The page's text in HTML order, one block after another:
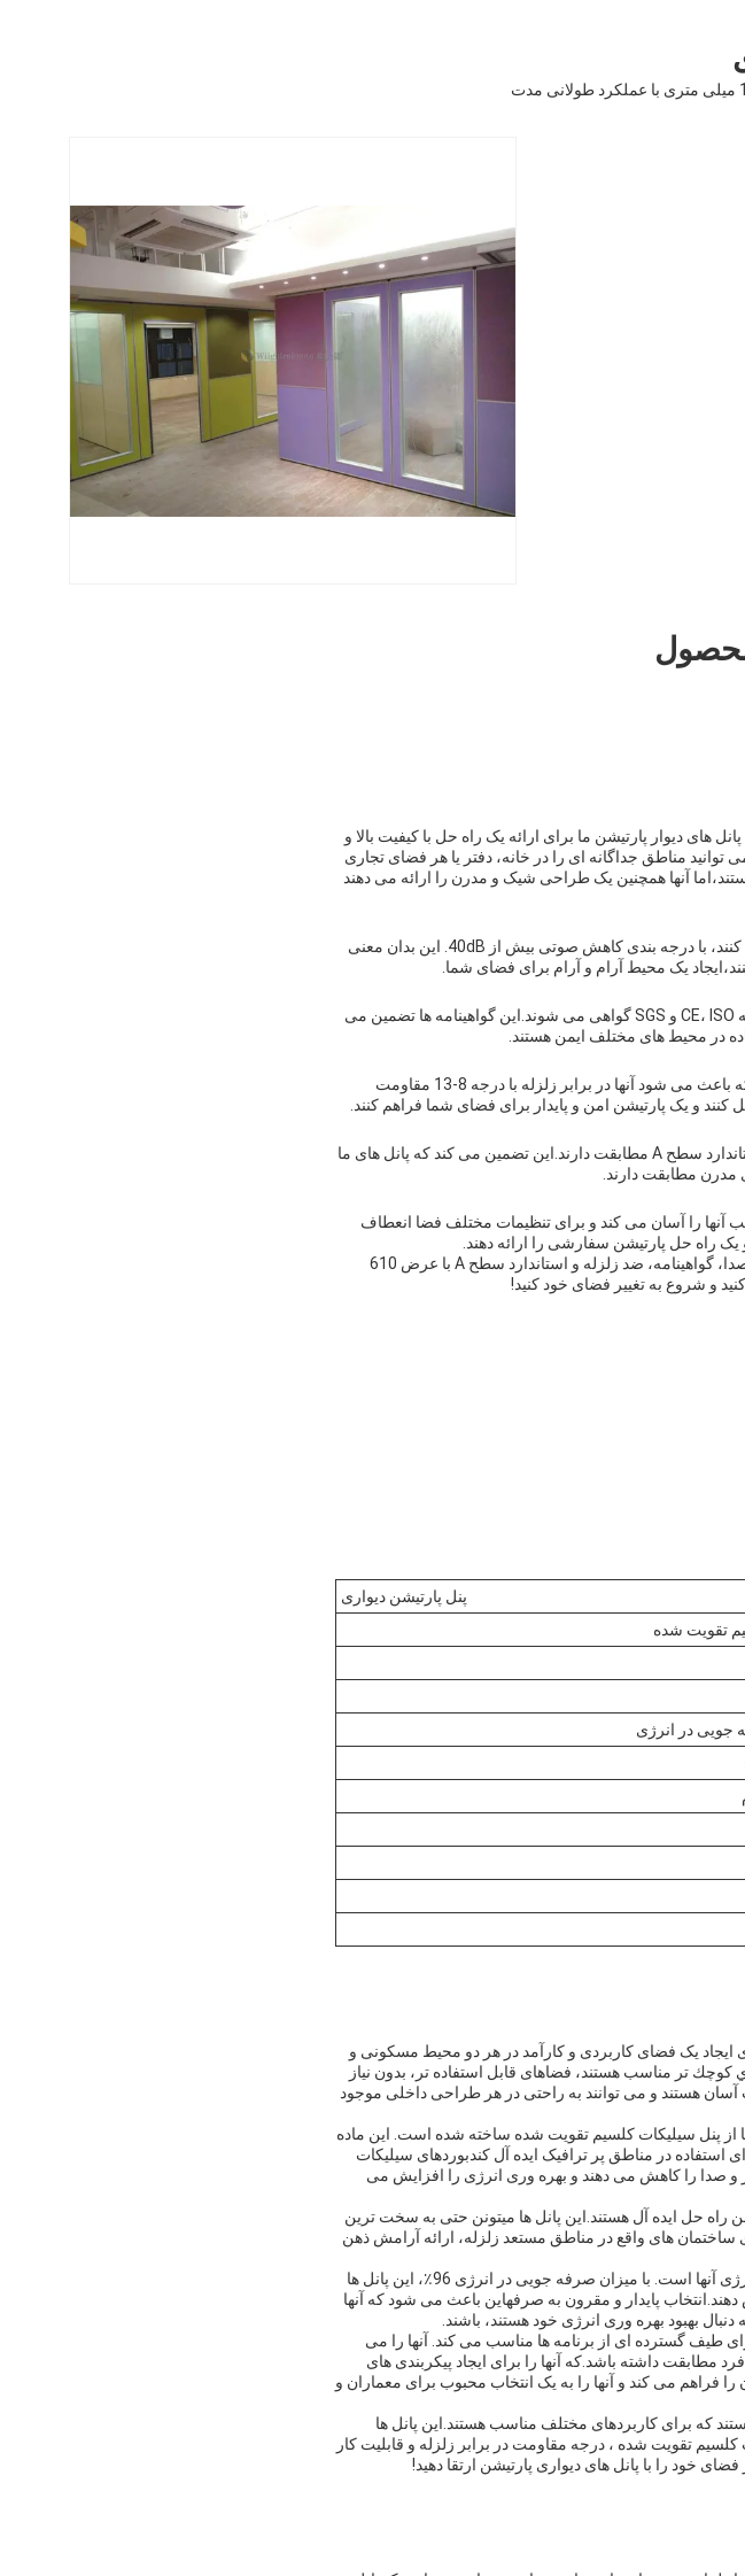
های دیوار پارتیشن ما برای ارائه یک راه حل با کیفیت بالا و
مناطق جداگانه ای را در خانه، دفتر یا هر فضای تجاری
هستند،اما آنها همچنین یک طراحی شیک و مدرن را ارائه می دهند
پانل های دیوار جداکننده ما طراحی شده اند تا عایق صوتی عالی را فراهم کنند، با درجه بندی کاهش صوتی بیش از 40dB. این بدان معنی
یک محیط آرام و آرام برای فضای شما.
پانل های دیوار پارتیشن ما توسط سازمان های مختلف بین المللی از جمله CE، ISO و SGS گواهی می شوند.این گواهینامه ها تضمین می
در محیط های مختلف ایمن هستند.
پانل های دیوار جداکننده ما از مواد با کیفیت بالا و با دوام ساخته شده اند که باعث می شود آنها در برابر زلزله با درجه 8-13 مقاومت
و یک پارتیشن امن و پایدار برای فضای شما فراهم کنند.
پانل های دیوار پارتیشن ما با بالاترین سطح کیفیت ساخته شده اند و با استاندارد سطح A مطابقت دارند.این تضمین می کند که پانل های ما
مدرن مطابقت دارند.
610 میلی متری هستند، که نصب آنها را آسان می کند و برای تنظیمات مختلف فضا انعطاف
یک راه حل پارتیشن سفارشی را ارائه دهند.
پانل های دیوار پارتیشن ما را برای یک راه حل پارتیشن با کیفیت بالا، ضد صدا، گواهینامه، ضد زلزله و استاندارد سطح A با عرض 610
و شروع به تغییر فضای خود کنید!
پنل پارتیشن دیواری
تقویت شده
ایجاد یک فضای کاربردی و کارآمد در هر دو محیط مسکونی و
تر مناسب هستند، فضاهای قابل استفاده تر، بدون نیاز
پانل ها نصب و نصب آسان هستند و می توانند به راحتی در هر طراحی داخلی موجود
از پنل سیلیکات کلسیم تقویت شده ساخته شده است. این ماده
در مناطق پر ترافیک ایده آل کندبوردهای سیلیکات
و صدا را کاهش می دهند و بهره وری انرژی را افزایش می
راه حل ایده آل هستند.اين پانل ها ميتونن حتی به سخت ترين
ساختمان های واقع در مناطق مستعد زلزله، ارائه آرامش ذهن
یک مزیت مهم دیگر از پانل های دیوار پارتیشن، خواص صرفه جویی در انرژی آنها است. با میزان صرفه جویی در انرژی 96٪، این پانل ها
پایدار و مقرون به صرفهاین باعث می شود که آنها
بهبود بهره وری انرژی خود هستند، باشند.
طیف گسترده ای از برنامه ها مناسب می کند. آنها را می
داشته باشد.که آنها را برای ایجاد پیکربندی های
فراهم می کند و آنها را به یک انتخاب محبوب برای معماران و
که برای کاربردهای مختلف مناسب هستند.اين پانل ها
تقویت شده ، درجه مقاومت در برابر زلزله و قابلیت کار
خود را با پانل های دیواری پارتیشن ارتقا دهید!